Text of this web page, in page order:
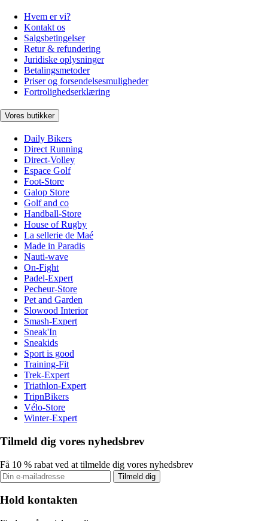
Hvem er vi?
Kontakt os
Salgsbetingelser
Retur & refundering
Juridiske oplysninger
Betalingsmetoder
Priser og forsendelsesmuligheder
Fortrolighedserklæring
Vores butikker
Daily Bikers
Direct Running
Direct-Volley
Espace Golf
Foot-Store
Galop Store
Golf and co
Handball-Store
House of Rugby
La sellerie de Maé
Made in Paradis
Nauti-wave
On-Fight
Padel-Expert
Pecheur-Store
Pet and Garden
Slowood Interior
Smash-Expert
Sneak'In
Sneakids
Sport is good
Training-Fit
Trek-Expert
Triathlon-Expert
TripnBikers
Vélo-Store
Winter-Expert
Tilmeld dig vores nyhedsbrev
Få 10 % rabat ved at tilmelde dig vores nyhedsbrev
Tilmeld dig
Hold kontakten